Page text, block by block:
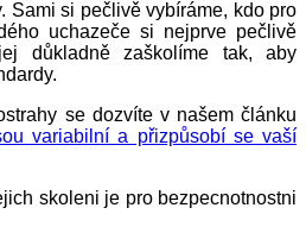
Sami si pečlivě vybíráme, kdo pro
uchazeče si nejprve pečlivě
důkladně zaškolíme tak, aby
se dozvíte v našem článku
variabilní a přizpůsobí se vaší